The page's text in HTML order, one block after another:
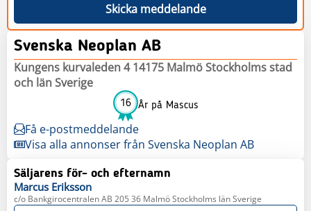
Skicka meddelande
Svenska Neoplan AB
Kungens kurvaleden 4 14175 Malmö Stockholms stad
och län Sverige
16 År på Mascus
Få e-postmeddelande
Visa alla annonser från Svenska Neoplan AB
Säljarens för- och efternamn
Marcus Eriksson
c/o Bankgirocentralen AB 205 36 Malmö Stockholms län Sverige